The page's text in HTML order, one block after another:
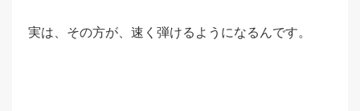
実は、その方が、速く弾けるようになるんです。